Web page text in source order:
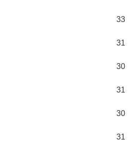
33
31
30
31
30
31